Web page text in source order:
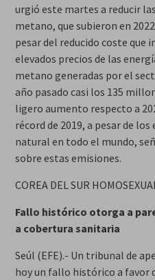
urgió este martes a reducir
metano, que subieron en
pesar del reducido coste que
elevados precios de las
metano generadas por el
año pasado casi los 135
ligero aumento respecto a
récord de 2019, a pesar de
natural en todo el mundo,
sobre estas emisiones.
COREA DEL SUR
Fallo histórico otorga a
a cobertura sanitaria
Seúl (EFE).- Un tribunal de
hoy un fallo histórico a favor